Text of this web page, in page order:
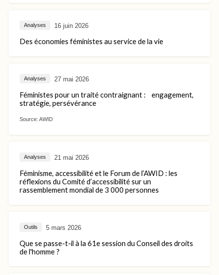
Analyses 16 juin 2026
Des économies féministes au service de la vie
Analyses 27 mai 2026
Féministes pour un traité contraignant : engagement,
stratégie, persévérance
Source: AWID
Analyses 21 mai 2026
Féminisme, accessibilité et le Forum de l’AWID : les
réflexions du Comité d’accessibilité sur un
rassemblement mondial de 3 000 personnes
Outils 5 mars 2026
Que se passe-t-il à la 61e session du Conseil des droits
de l'homme ?